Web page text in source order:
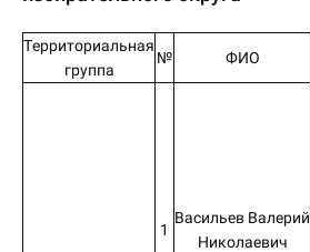
Территориальная
группа
№ ФИО
1
Васильев Валерий
Николаевич